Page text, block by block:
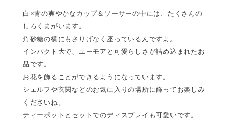
白×青の爽やかなカップ＆ソーサーの中には、たくさんの
しろくまがいます。
角砂糖の横にもさりげなく座っているんですよ。
インパクト大で、ユーモアと可愛らしさが詰め込まれたお
品です。
お花を飾ることができるようになっています。
シェルフや玄関などのお気に入りの場所に飾ってお楽しみ
くださいね。
ティーポットとセットでのディスプレイも可愛いです。